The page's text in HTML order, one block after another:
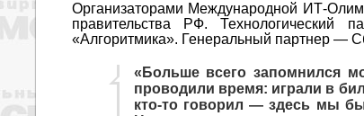
Организаторами Международной ИТ-
правительства РФ. Технологический
«Алгоритмика». Генеральный партнер —
«Больше всего запомнился
проводили время: играли в
кто-то говорил — здесь мы